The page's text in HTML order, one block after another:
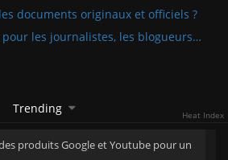
documents originaux et officiels ?
les journalistes, les blogueurs…
Trending Heat Index
produits Google et Youtube pour un